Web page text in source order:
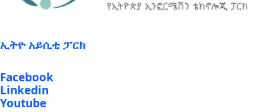
ኢትዮ አይሲቲ ፓርክ
Facebook
Linkedin
Youtube